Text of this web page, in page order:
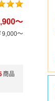
～
9,000～
商品